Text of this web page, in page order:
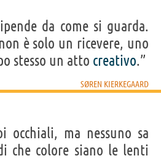
da come si guarda.
è solo un ricevere, uno
stesso un atto creativo.”
SØREN KIERKEGAARD
occhiali, ma nessuno sa
che colore siano le lenti